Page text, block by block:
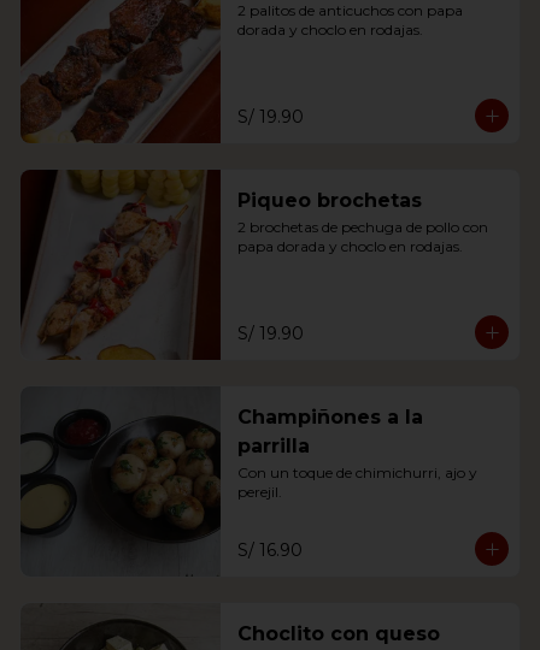
2 palitos de anticuchos con papa
dorada y choclo en rodajas.
S/ 19.90
Piqueo brochetas
2 brochetas de pechuga de pollo con
papa dorada y choclo en rodajas.
S/ 19.90
Champiñones a la
parrilla
Con un toque de chimichurri, ajo y
perejil.
S/ 16.90
Choclito con queso